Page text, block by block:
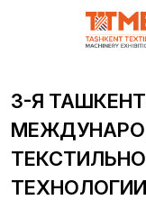
3-Я
ТЕХНОЛОГИИ